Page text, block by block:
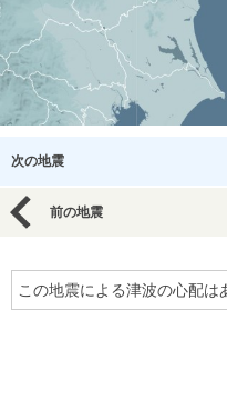
次の地震
前の地震
この地震による津波の心配は